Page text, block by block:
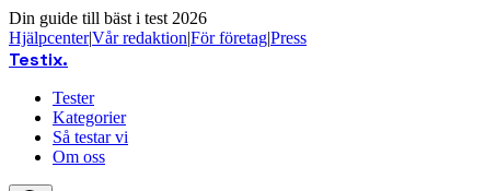
Din guide till bäst i test 2026
Hjälpcenter|Vår redaktion|För företag|Press
Testix.
Tester
Kategorier
Så testar vi
Om oss